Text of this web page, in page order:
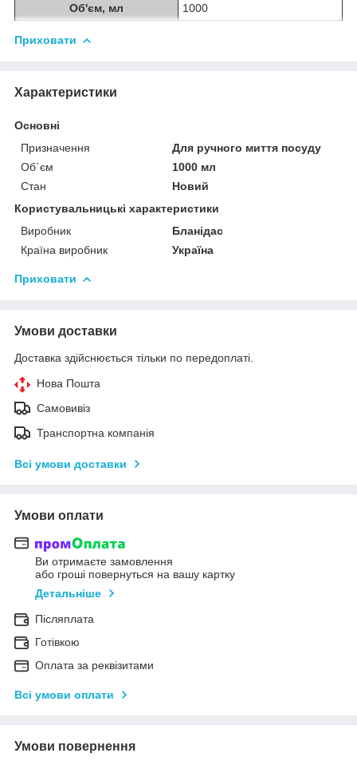
Об'єм, мл
1000
Приховати
Характеристики
Основні
Призначення
Для ручного миття посуду
Об`єм
1000 мл
Стан
Новий
Користувальницькі характеристики
Виробник
Бланідас
Країна виробник
Україна
Приховати
Умови доставки
Доставка здійснюється тільки по передоплаті.
Нова Пошта
Самовивіз
Транспортна компанія
Всі умови доставки
Умови оплати
Ви отримаєте замовлення
або гроші повернуться на вашу картку
Детальніше
Післяплата
Готівкою
Оплата за реквізитами
Всі умови оплати
Умови повернення